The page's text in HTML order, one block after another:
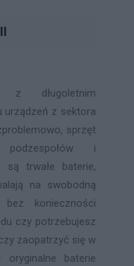
długoletnim
urządzeń z sektora
sprzęt
podzespołów i
trwałe baterie,
na swobodną
konieczności
czy potrzebujesz
zaopatrzyć się w
baterie